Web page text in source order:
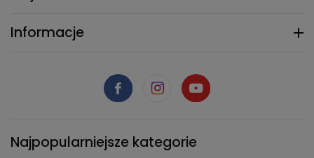
Informacje
Najpopularniejsze kategorie